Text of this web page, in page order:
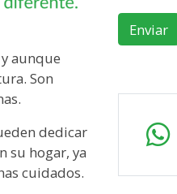
aunque
Son
dedicar
su hogar, ya
cuidados.
Enviar